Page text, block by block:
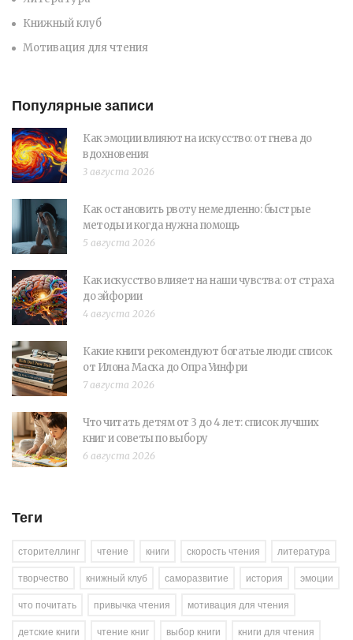
Книжный клуб
Мотивация для чтения
Популярные записи
Как эмоции влияют на искусство: от гнева до
вдохновения
3 августа 2026
Как остановить рвоту немедленно: быстрые
методы и когда нужна помощь
5 августа 2026
Как искусство влияет на наши чувства: от страха
до эйфории
4 августа 2026
Какие книги рекомендуют богатые люди: список
от Илона Маска до Опра Уинфри
7 августа 2026
Что читать детям от 3 до 4 лет: список лучших
книг и советы по выбору
6 августа 2026
Теги
сторителлинг чтение книги скорость чтения
литература
творчество
книжный клуб саморазвитие история
эмоции
что почитать
привычка чтения
мотивация для чтения
детские книги
чтение книг выбор книги
книги для чтения